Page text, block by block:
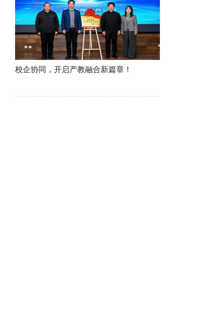
校企协同，开启产教融合新篇章！